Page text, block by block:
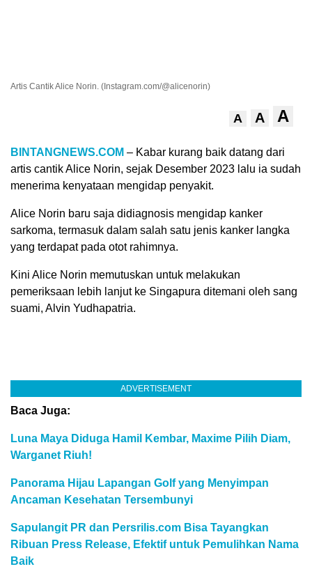
Artis Cantik Alice Norin. (Instagram.com/@alicenorin)
A A A
BINTANGNEWS.COM – Kabar kurang baik datang dari
artis cantik Alice Norin, sejak Desember 2023 lalu ia sudah
menerima kenyataan mengidap penyakit.
Alice Norin baru saja didiagnosis mengidap kanker
sarkoma, termasuk dalam salah satu jenis kanker langka
yang terdapat pada otot rahimnya.
Kini Alice Norin memutuskan untuk melakukan
pemeriksaan lebih lanjut ke Singapura ditemani oleh sang
suami, Alvin Yudhapatria.
ADVERTISEMENT
Baca Juga:
Luna Maya Diduga Hamil Kembar, Maxime Pilih Diam,
Warganet Riuh!
Panorama Hijau Lapangan Golf yang Menyimpan
Ancaman Kesehatan Tersembunyi
Sapulangit PR dan Persrilis.com Bisa Tayangkan
Ribuan Press Release, Efektif untuk Pemulihkan Nama
Baik